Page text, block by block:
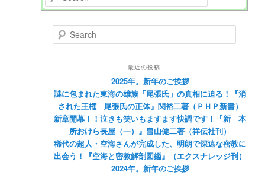
Search
最近の投稿
2025年。新年のご挨拶
謎に包まれた東海の雄族「尾張氏」の真相に迫る！『消
された王権 尾張氏の正体』関裕二著（ＰＨＰ新書）
新章開幕！！泣きも笑いもますます快調です！『新 本
所おけら長屋（一）』畠山健二著（祥伝社刊）
稀代の超人・空海さんが完成した、明朗で深遠な密教に
出会う！『空海と密教解剖図鑑』（エクスナレッジ刊）
2024年。新年のご挨拶